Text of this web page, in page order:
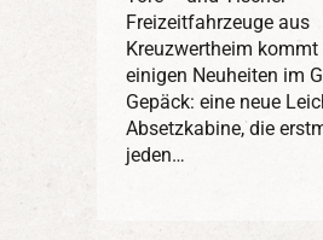
Freizeitfahrzeuge aus
Kreuzwertheim
einigen Neuheiten im
Gepäck: eine neue
Absetzkabine, die
jeden…